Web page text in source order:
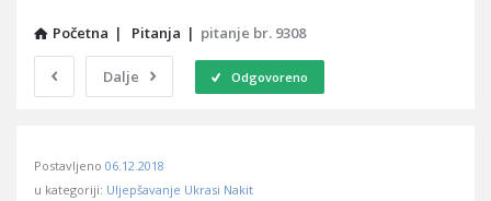
Početna | Pitanja | pitanje br. 9308
Dalje Odgovoreno
Učene
Postavljeno 06.12.2018
u kategoriji: Uljepšavanje Ukrasi Nakit